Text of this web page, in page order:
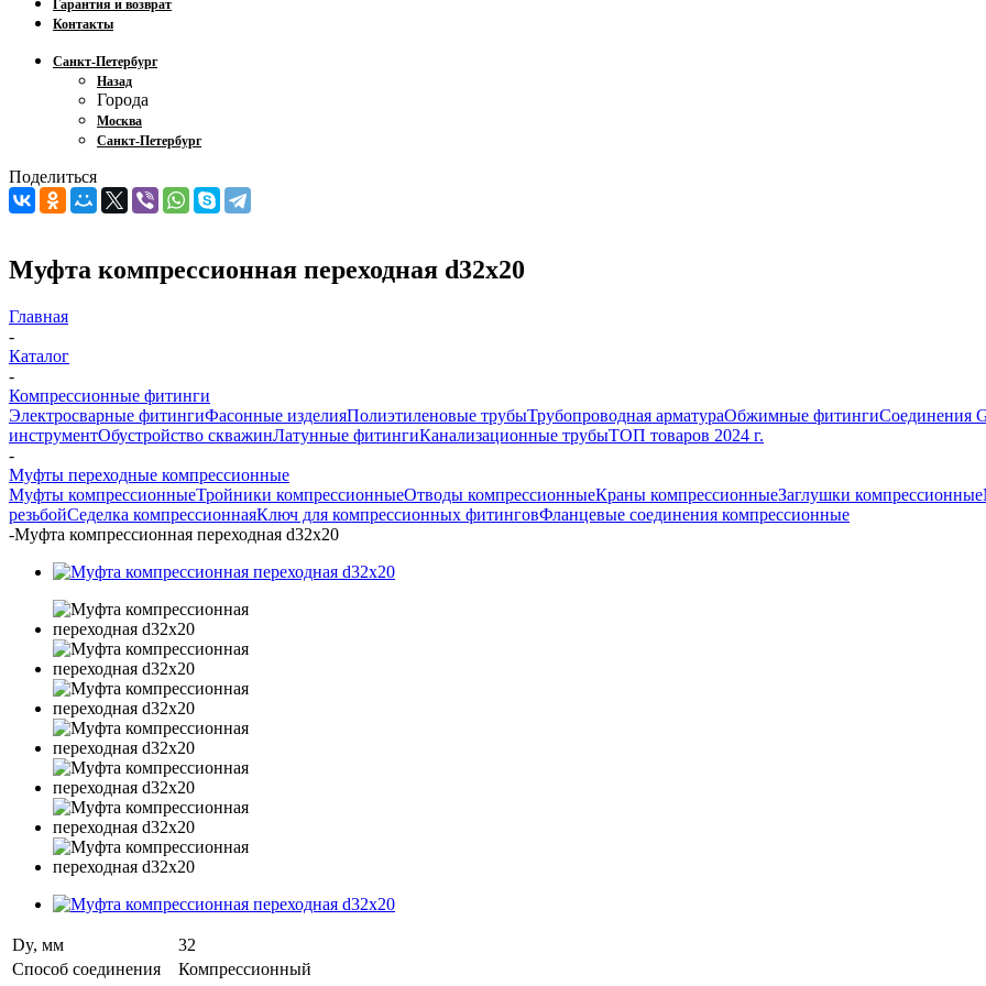
Гарантия и возврат
Контакты
Санкт-Петербург
Назад
Города
Москва
Санкт-Петербург
Поделиться
Муфта компрессионная переходная d32х20
Главная
-
Каталог
-
Компрессионные фитинги
Электросварные фитингиФасонные изделияПолиэтиленовые трубыТрубопроводная арматураОбжимные фитингиСоединения
инструментОбустройство скважинЛатунные фитингиКанализационные трубыТОП товаров 2024 г.
-
Муфты переходные компрессионные
Муфты компрессионныеТройники компрессионныеОтводы компрессионныеКраны компрессионныеЗаглушки компрессионные
резьбойСеделка компрессионнаяКлюч для компрессионных фитинговФланцевые соединения компрессионные
-Муфта компрессионная переходная d32х20
Dy, мм
32
Способ соединения
Компрессионный